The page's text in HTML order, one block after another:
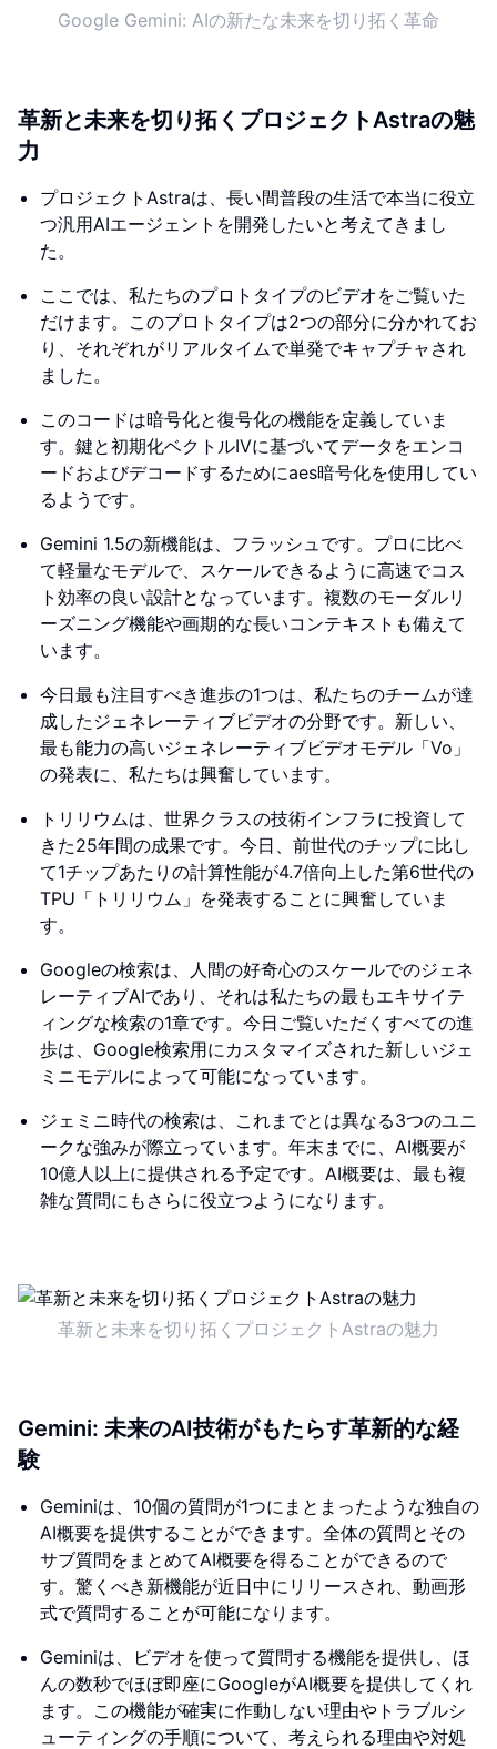
Google Gemini: AIの新たな未来を切り拓く革命
革新と未来を切り拓くプロジェクトAstraの魅
力
プロジェクトAstraは、長い間普段の生活で本当に役立
つ汎用AIエージェントを開発したいと考えてきまし
た。
ここでは、私たちのプロトタイプのビデオをご覧いた
だけます。このプロトタイプは2つの部分に分かれてお
り、それぞれがリアルタイムで単発でキャプチャされ
ました。
このコードは暗号化と復号化の機能を定義していま
す。鍵と初期化ベクトルIVに基づいてデータをエンコ
ードおよびデコードするためにaes暗号化を使用してい
るようです。
Gemini 1.5の新機能は、フラッシュです。プロに比べ
て軽量なモデルで、スケールできるように高速でコス
ト効率の良い設計となっています。複数のモーダルリ
ーズニング機能や画期的な長いコンテキストも備えて
います。
今日最も注目すべき進歩の1つは、私たちのチームが達
成したジェネレーティブビデオの分野です。新しい、
最も能力の高いジェネレーティブビデオモデル「Vo」
の発表に、私たちは興奮しています。
トリリウムは、世界クラスの技術インフラに投資して
きた25年間の成果です。今日、前世代のチップに比し
て1チップあたりの計算性能が4.7倍向上した第6世代の
TPU「トリリウム」を発表することに興奮していま
す。
Googleの検索は、人間の好奇心のスケールでのジェネ
レーティブAIであり、それは私たちの最もエキサイテ
ィングな検索の1章です。今日ご覧いただくすべての進
歩は、Google検索用にカスタマイズされた新しいジェ
ミニモデルによって可能になっています。
ジェミニ時代の検索は、これまでとは異なる3つのユニ
ークな強みが際立っています。年末までに、AI概要が
10億人以上に提供される予定です。AI概要は、最も複
雑な質問にもさらに役立つようになります。
革新と未来を切り拓くプロジェクトAstraの魅力
Gemini: 未来のAI技術がもたらす革新的な経
験
Geminiは、10個の質問が1つにまとまったような独自の
AI概要を提供することができます。全体の質問とその
サブ質問をまとめてAI概要を得ることができるので
す。驚くべき新機能が近日中にリリースされ、動画形
式で質問することが可能になります。
Geminiは、ビデオを使って質問する機能を提供し、ほ
んの数秒でほぼ即座にGoogleがAI概要を提供してくれ
ます。この機能が確実に作動しない理由やトラブルシ
ューティングの手順について、考えられる理由や対処